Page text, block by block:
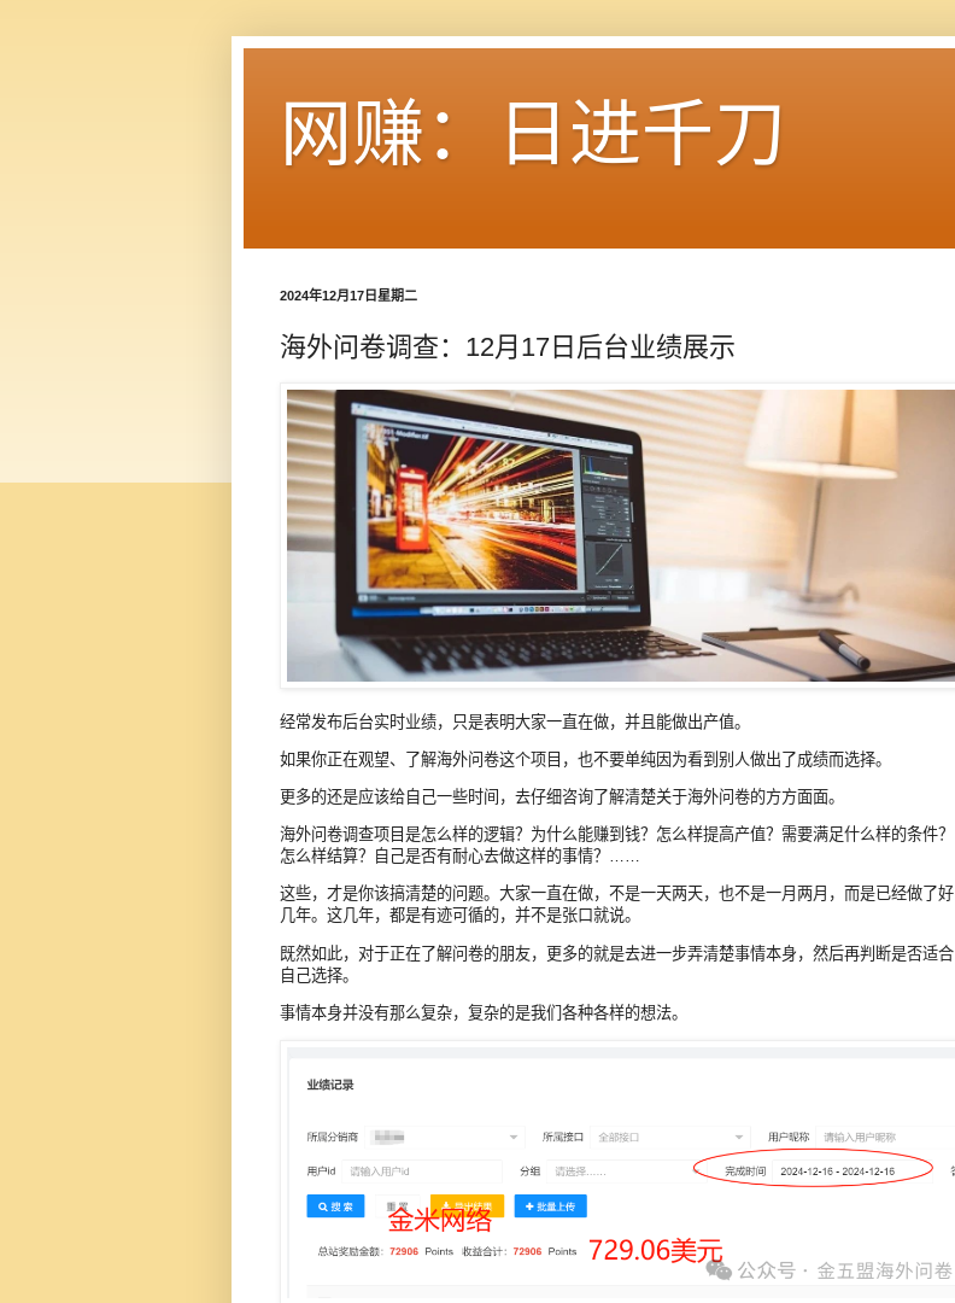
网赚：日进千刀
2024年12月17日星期二
海外问卷调查：12月17日后台业绩展示
经常发布后台实时业绩，只是表明大家一直在做，并且能做出产值。
如果你正在观望、了解海外问卷这个项目，也不要单纯因为看到别人做出了成绩而选择。
更多的还是应该给自己一些时间，去仔细咨询了解清楚关于海外问卷的方方面面。
海外问卷调查项目是怎么样的逻辑？为什么能赚到钱？怎么样提高产值？需要满足什么样的条件？
怎么样结算？自己是否有耐心去做这样的事情？……
这些，才是你该搞清楚的问题。大家一直在做，不是一天两天，也不是一月两月，而是已经做了好
几年。这几年，都是有迹可循的，并不是张口就说。
既然如此，对于正在了解问卷的朋友，更多的就是去进一步弄清楚事情本身，然后再判断是否适合
自己选择。
事情本身并没有那么复杂，复杂的是我们各种各样的想法。